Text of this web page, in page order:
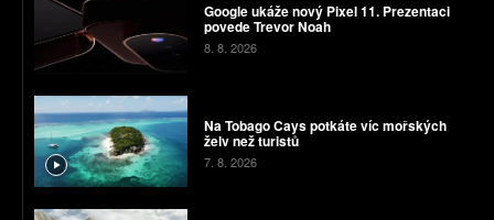
Google ukáže nový Pixel 11. Prezentaci
povede Trevor Noah
8. 8. 2026
Na Tobago Cays potkáte víc mořských
želv než turistů
7. 8. 2026